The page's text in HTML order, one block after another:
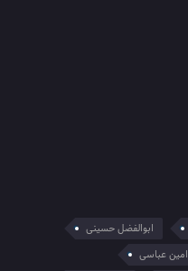
ابوالفضل حسینی
امین عباسی